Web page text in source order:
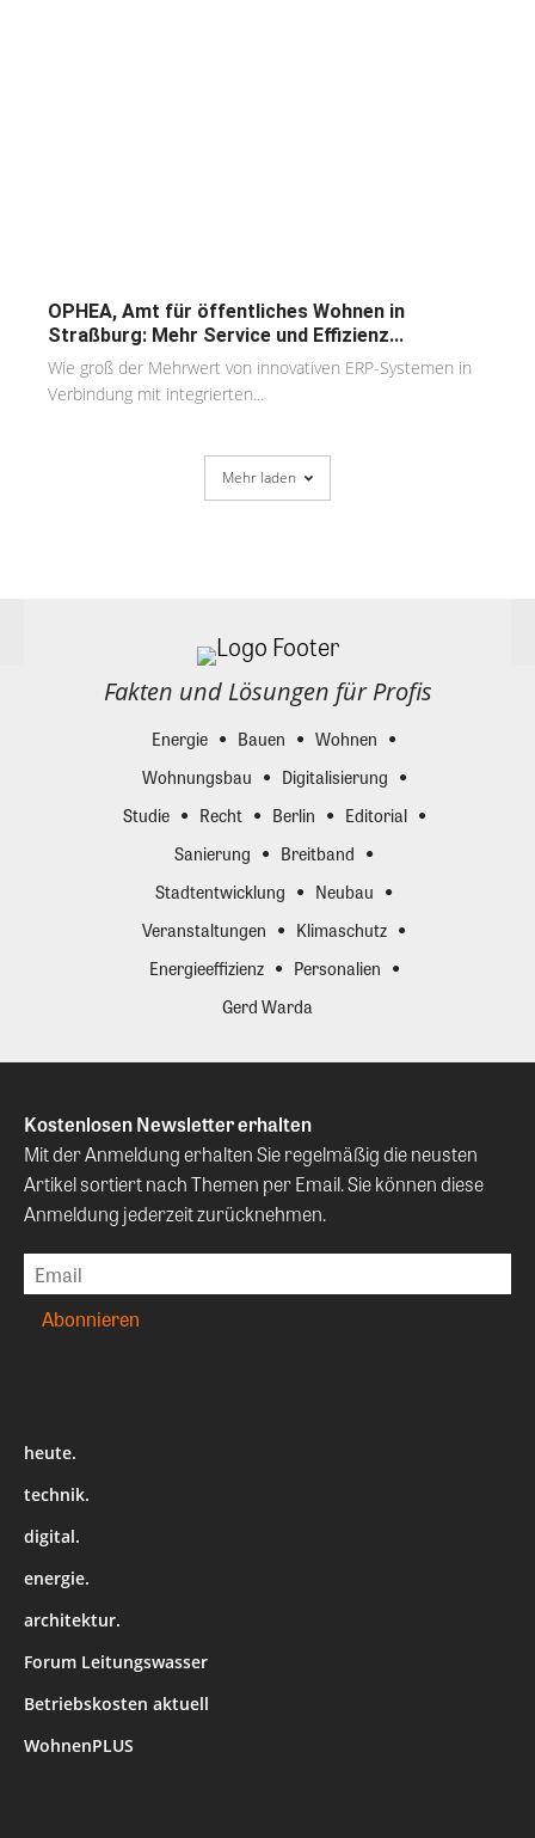
OPHEA, Amt für öffentliches Wohnen in
Straßburg: Mehr Service und Effizienz...
Wie groß der Mehrwert von innovativen ERP-Systemen in
Verbindung mit integrierten...
Mehr laden
Fakten und Lösungen für Profis
Energie Bauen
Wohnen
Wohnungsbau
Digitalisierung
Studie
Recht Berlin
Editorial
Sanierung
Breitband
Stadtentwicklung
Neubau
Veranstaltungen
Klimaschutz
Energieeffizienz
Personalien
Gerd Warda
Kostenlosen Newsletter erhalten
Mit der Anmeldung erhalten Sie regelmäßig die neusten
Artikel sortiert nach Themen per Email. Sie können diese
Anmeldung jederzeit zurücknehmen.
heute.
technik.
digital.
energie.
architektur.
Forum Leitungswasser
Betriebskosten aktuell
WohnenPLUS